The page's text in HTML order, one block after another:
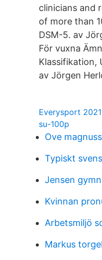
clinicians and
of more than
DSM-5. av
För vuxna
Klassifikation,
av Jörgen
Everysport 2021
su-100p
Ove
Typiskt
Jensen
Kvinnan
Arbetsmiljö
Markus